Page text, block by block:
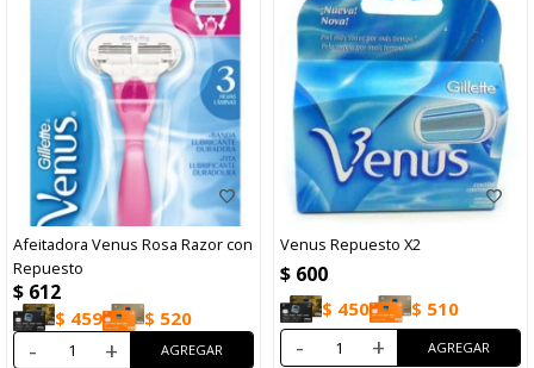
Afeitadora Venus Rosa Razor con
Repuesto
$ 612
$ 459 $ 520
- +
Venus Repuesto X2
$ 600
$ 450 $ 510
- +